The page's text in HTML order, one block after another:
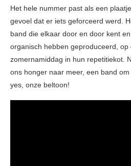
Het hele nummer past als een
gevoel dat er iets geforceerd werd.
band die elkaar door en door kent
organisch hebben geproduceerd, op
zomernamiddag in hun repetitiekot.
ons honger naar meer, een band
yes, onze beltoon!